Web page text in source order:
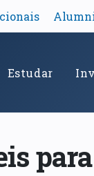
Estudar